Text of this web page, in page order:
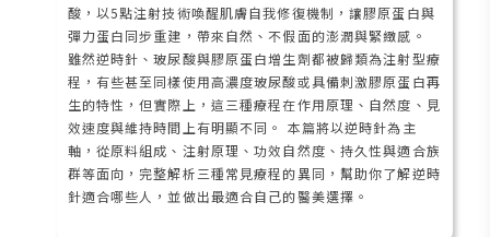
酸，以5點注射技術喚醒肌膚自我修復機制，讓膠原蛋白與
彈力蛋白同步重建，帶來自然、不假面的澎潤與緊緻感。
雖然逆時針、玻尿酸與膠原蛋白增生劑都被歸類為注射型療
程，有些甚至同樣使用高濃度玻尿酸或具備刺激膠原蛋白再
生的特性，但實際上，這三種療程在作用原理、自然度、見
效速度與維持時間上有明顯不同。 本篇將以逆時針為主
軸，從原料組成、注射原理、功效自然度、持久性與適合族
群等面向，完整解析三種常見療程的異同，幫助你了解逆時
針適合哪些人，並做出最適合自己的醫美選擇。